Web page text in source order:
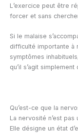
L’exercice peut être
forcer et sans
Si le malaise
difficulté importante à
symptômes
qu’il s’agit
Qu’est-ce que la
La nervosité n’est
Elle désigne un état